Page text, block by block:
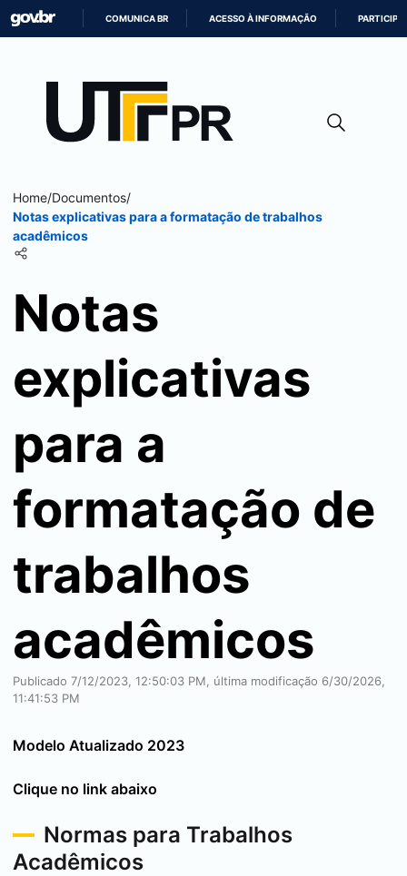
CONTEÚDO
COMUNICA BR ACESSO À INFORMAÇÃO PARTICIPE
Home/Documentos/
Notas explicativas para a formatação de trabalhos
acadêmicos
Notas
explicativas
para a
formatação de
trabalhos
acadêmicos
Publicado 7/12/2023, 12:50:03 PM, última modificação 6/30/2026,
11:41:53 PM
Modelo Atualizado 2023
Clique no link abaixo
Normas para Trabalhos
Acadêmicos